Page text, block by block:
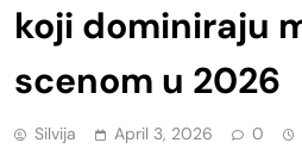
koji dominiraju
scenom u 2026
Silvija April 3, 2026 0